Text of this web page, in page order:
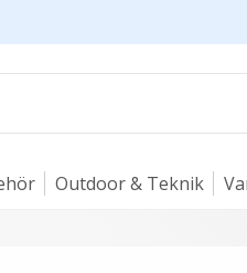
Outdoor & Teknik